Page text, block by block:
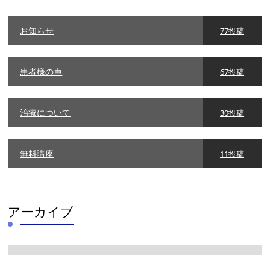
ー
お知らせ 77投稿
患者様の声 67投稿
治療について 30投稿
無料講座 11投稿
アーカイブ